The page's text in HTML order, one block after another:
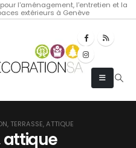
l'aménagement, l'entretien et la
extérieurs à Genève
TERRASSE, ATTIQUE
attique